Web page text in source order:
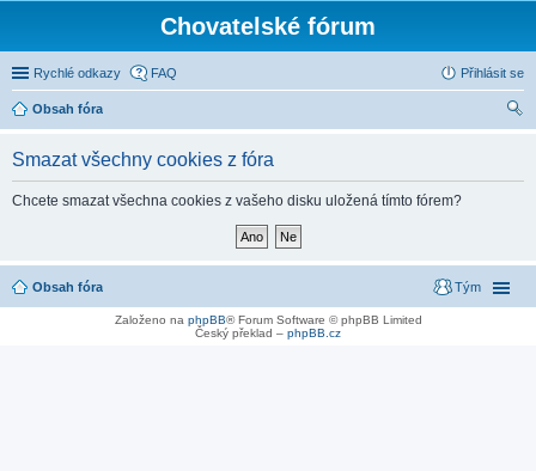
Chovatelské fórum
Rychlé odkazy FAQ Přihlásit se
Obsah fóra
Smazat všechny cookies z fóra
Chcete smazat všechna cookies z vašeho disku uložená tímto fórem?
Obsah fóra Tým
Založeno na phpBB® Forum Software © phpBB Limited
Český překlad – phpBB.cz